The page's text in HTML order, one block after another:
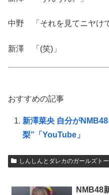
中野 「それを見てニヤけ
新澤 「(笑)」
おすすめの記事
新澤菜央 自分が
梨”「YouTube」
しんしんとダレカのガールズト
NMB48